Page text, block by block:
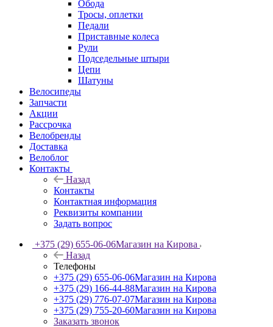
Обода
Тросы, оплетки
Педали
Приставные колеса
Рули
Подседельные штыри
Цепи
Шатуны
Велосипеды
Запчасти
Акции
Рассрочка
Велобренды
Доставка
Велоблог
Контакты
Назад
Контакты
Контактная информация
Реквизиты компании
Задать вопрос
+375 (29) 655-06-06Магазин на Кирова
Назад
Телефоны
+375 (29) 655-06-06Магазин на Кирова
+375 (29) 166-44-88Магазин на Кирова
+375 (29) 776-07-07Магазин на Кирова
+375 (29) 755-20-60Магазин на Кирова
Заказать звонок